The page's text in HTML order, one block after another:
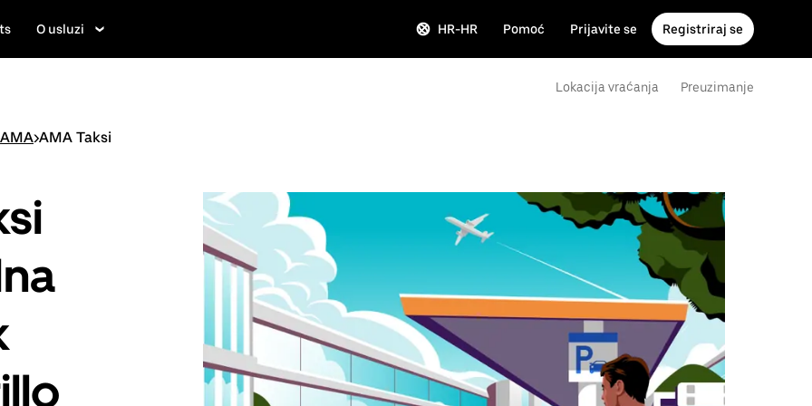
O usluzi HR-HR Pomoć Prijavite se Registriraj se
Lokacija vraćanja Preuzimanje
AMA>AMA Taksi